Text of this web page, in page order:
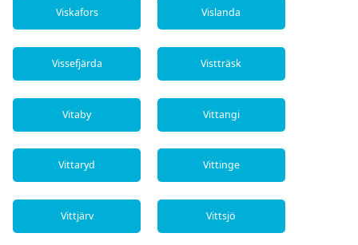
Viskafors Vislanda
Vissefjärda Vistträsk
Vitaby Vittangi
Vittaryd Vittinge
Vittjärv Vittsjö